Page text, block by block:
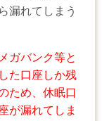
漏れてしまう
ガバンク等と
た口座しか残
ため、休眠口
が漏れてしま